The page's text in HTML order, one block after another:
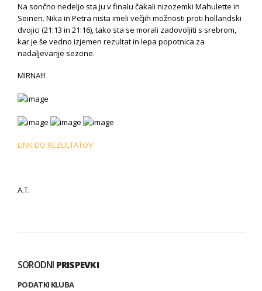
Na sončno nedeljo sta ju v finalu čakali nizozemki Mahulette in
Seinen. Nika in Petra nista imeli večjih možnosti proti hollandski
dvojici (21:13 in 21:16), tako sta se morali zadovoljiti s srebrom,
kar je še vedno izjemen rezultat in lepa popotnica za
nadaljevanje sezone.
MIRNA!!!
LINK DO REZULTATOV
A.T.
SORODNI PRISPEVKI
PODATKI KLUBA